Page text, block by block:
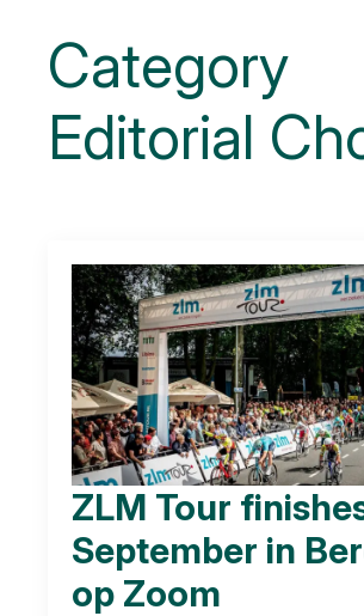
Category
Editorial
ZLM Tour
September in
op Zoom